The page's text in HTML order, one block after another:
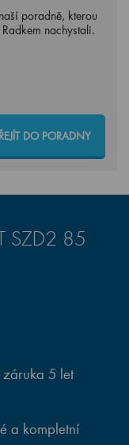
poradně, kterou
nachystali.
DO PORADNY
SZD2 85
5 let
a kompletní